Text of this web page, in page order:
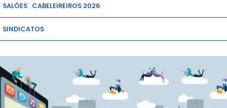
SALÕES . CABELEIREIROS 2026
SINDICATOS